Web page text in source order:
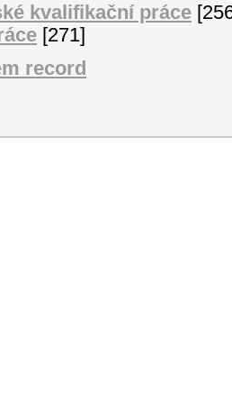
kvalifikační práce
[271]
record